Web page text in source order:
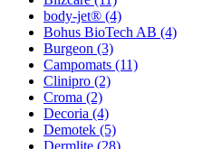
body-jet® (4)
Bohus BioTech AB (4)
Burgeon (3)
Campomats (11)
Clinipro (2)
Croma (2)
Decoria (4)
Demotek (5)
Dermlite (28)